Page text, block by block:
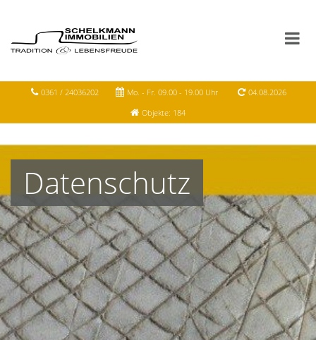
0361 / 24036202 Mo. - Fr. 09.00 - 19.00 Uhr
04.08.2026
Objekte: 184
Datenschutz